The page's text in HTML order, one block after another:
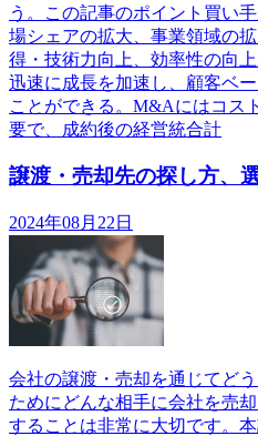
う。この記事のポイント買い
場シェアの拡大、事業領域の
得・技術力向上、効率性の向
迅速に成長を加速し、顧客ベ
ことができる。M&Aにはコス
要で、成約後の経営統合計
譲渡・売却先の探し方、
2024年08月22日
会社の譲渡・売却を通じてど
ためにどんな相手に会社を売
することは非常に大切です。